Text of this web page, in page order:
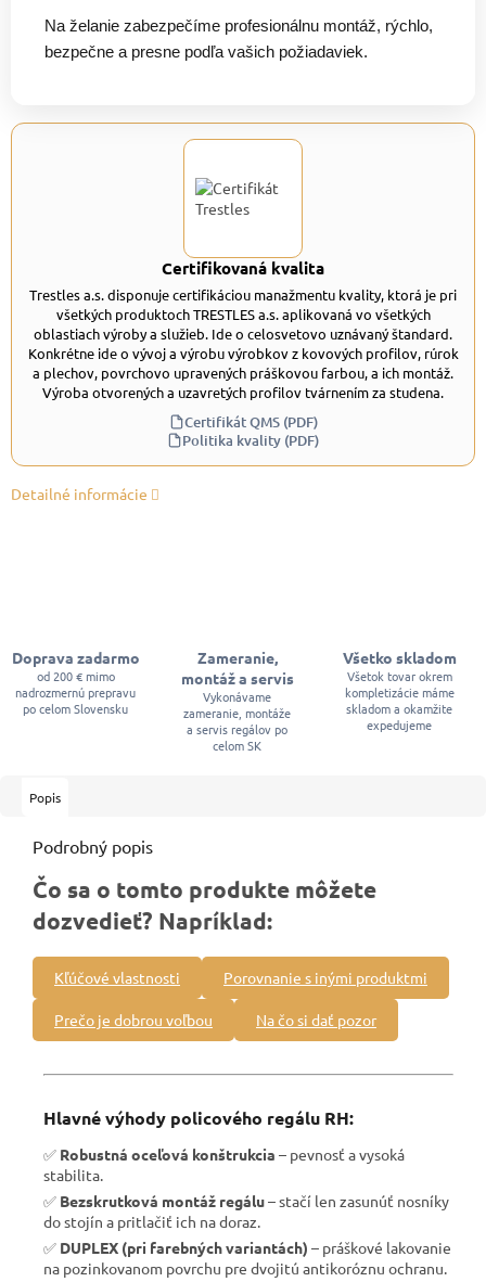
Na želanie zabezpečíme profesionálnu montáž, rýchlo,
bezpečne a presne podľa vašich požiadaviek.
Certifikovaná kvalita
Trestles a.s. disponuje certifikáciou manažmentu kvality, ktorá je pri
všetkých produktoch TRESTLES a.s. aplikovaná vo všetkých
oblastiach výroby a služieb. Ide o celosvetovo uznávaný štandard.
Konkrétne ide o vývoj a výrobu výrobkov z kovových profilov, rúrok
a plechov, povrchovo upravených práškovou farbou, a ich montáž.
Výroba otvorených a uzavretých profilov tvárnením za studena.
Certifikát QMS (PDF)
Politika kvality (PDF)
Detailné informácie
Doprava zadarmo
od 200 € mimo
nadrozmernú prepravu
po celom Slovensku
Zameranie,
montáž a servis
Vykonávame
zameranie, montáže
a servis regálov po
celom SK
Všetko skladom
Všetok tovar okrem
kompletizácie máme
skladom a okamžite
expedujeme
Popis
Podrobný popis
Čo sa o tomto produkte môžete
dozvedieť? Napríklad:
Kľúčové vlastnosti Porovnanie s inými produktmi
Prečo je dobrou voľbou Na čo si dať pozor
Hlavné výhody policového regálu RH:
✅ Robustná oceľová konštrukcia – pevnosť a vysoká
stabilita.
✅ Bezskrutková montáž regálu– stačí len zasunúť nosníky
do stojín a pritlačiť ich na doraz.
✅ DUPLEX (pri farebných variantách) – práškové lakovanie
na pozinkovanom povrchu pre dvojitú antikoróznu ochranu.